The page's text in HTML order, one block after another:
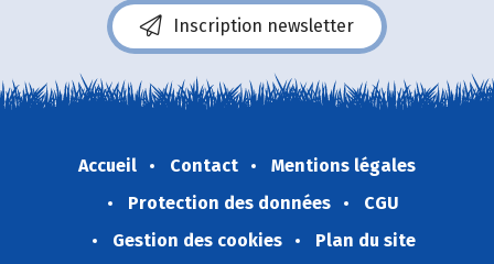
Inscription newsletter
Accueil Contact
Mentions légales
Protection des données
CGU
Gestion des cookies
Plan du site